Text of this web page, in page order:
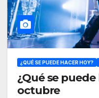
¿QUÉ SE PUEDE HACER HOY?
¿Qué se puede
octubre